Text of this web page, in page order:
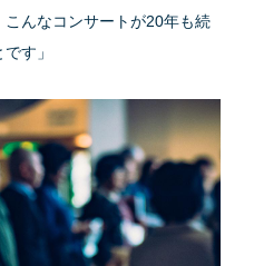
こんなコンサートが20年も続
す」